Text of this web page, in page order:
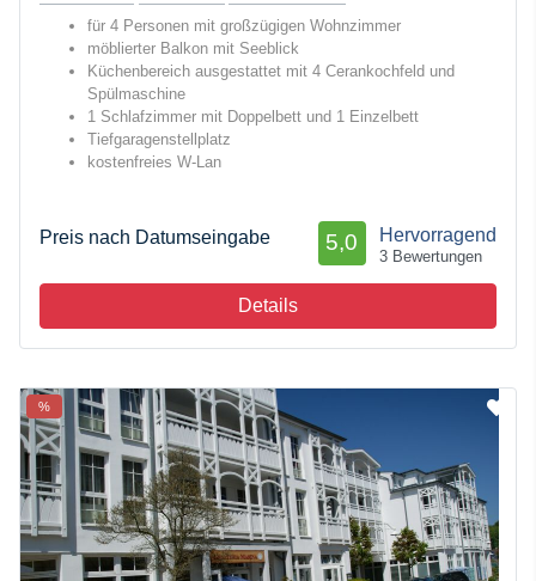
für 4 Personen mit großzügigen Wohnzimmer
möblierter Balkon mit Seeblick
Küchenbereich ausgestattet mit 4 Cerankochfeld und
Spülmaschine
1 Schlafzimmer mit Doppelbett und 1 Einzelbett
Tiefgaragenstellplatz
kostenfreies W-Lan
Preis nach Datumseingabe Hervorragend
5,0
3 Bewertungen
Details
%